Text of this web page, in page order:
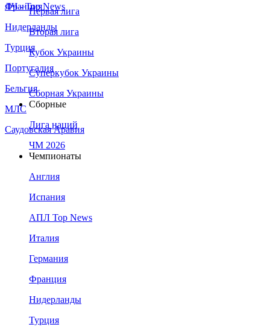
Франция
Нидерланды
Турция
Португалия
Бельгия
МЛС
Саудовская Аравия
ЛЧ - Top News
Первая лига
Вторая лига
Кубок Украины
Суперкубок Украины
Сборная Украины
Сборные
Лига наций
ЧМ 2026
Чемпионаты
Англия
Испания
АПЛ Top News
Италия
Германия
Франция
Нидерланды
Турция